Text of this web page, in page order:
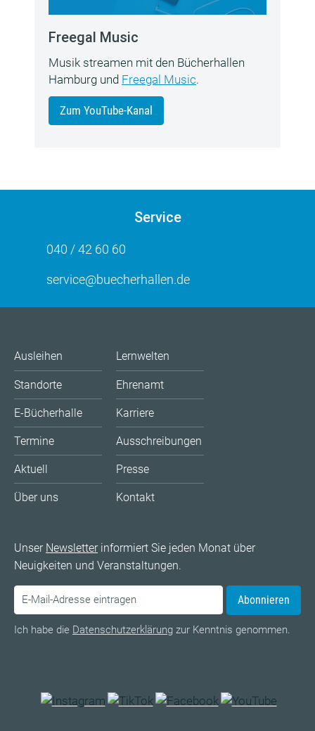
Freegal Music
Musik streamen mit den Bücherhallen
Hamburg und Freegal Music.
Zum YouTube-Kanal
Service
040 / 42 60 60
service@buecherhallen.de
Ausleihen
Standorte
E-Bücherhalle
Termine
Aktuell
Über uns
Lernwelten
Ehrenamt
Karriere
Ausschreibungen
Presse
Kontakt
Unser Newsletterinformiert Sie jeden Monat über
Neuigkeiten und Veranstaltungen.
Abonnieren
Ich habe die Datenschutzerklärung zur Kenntnis genommen.